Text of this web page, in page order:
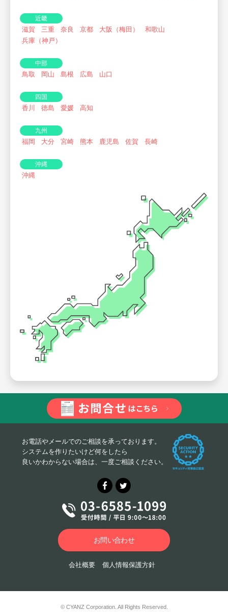
近畿
滋賀 三重 奈良 京都 大阪（梅田）
和歌山
兵庫（神戸）
中部
鳥取 岡山 島根 広島 山口
四国
香川 徳島 愛媛 高知
九州
福岡 大分 宮崎 熊本 鹿児島 佐賀 長崎
沖縄
沖縄
お電話やメールでのご相談を承っております。
システムを作りたいけど何をしたら
良いかわからない場合は、一度ご相談ください。
お問い合わせ
会社概要 個人情報保護方針
© CYANZ Corporation. All Rights Reserved.